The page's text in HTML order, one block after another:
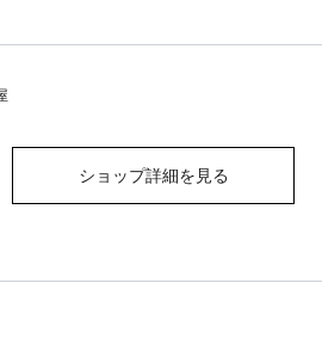
ショップ詳細を見る